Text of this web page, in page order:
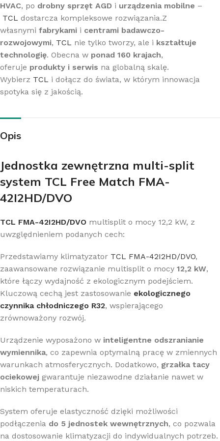
HVAC, po drobny sprzęt AGD i urządzenia mobilne –
TCL dostarcza kompleksowe rozwiązania.Z
własnymi fabrykami i centrami badawczo-
rozwojowymi, TCL nie tylko tworzy, ale i kształtuje
technologię. Obecna w ponad 160 krajach,
oferuje produkty i serwis na globalną skalę.
Wybierz TCL i dołącz do świata, w którym innowacja
spotyka się z jakością.
Opis
Jednostka zewnętrzna multi-split
system TCL Free Match FMA-
42I2HD/DVO
TCL FMA-42I2HD/DVO multisplit o mocy 12,2 kW, z
uwzględnieniem podanych cech:
Przedstawiamy klimatyzator TCL FMA-42I2HD/DVO,
zaawansowane rozwiązanie multisplit o mocy 12,2 kW,
które łączy wydajność z ekologicznym podejściem.
Kluczową cechą jest zastosowanie ekologicznego
czynnika chłodniczego R32, wspierającego
zrównoważony rozwój.
Urządzenie wyposażono w inteligentne odszranianie
wymiennika, co zapewnia optymalną pracę w zmiennych
warunkach atmosferycznych. Dodatkowo, grzałka tacy
ociekowej gwarantuje niezawodne działanie nawet w
niskich temperaturach.
System oferuje elastyczność dzięki możliwości
podłączenia do 5 jednostek wewnętrznych, co pozwala
na dostosowanie klimatyzacji do indywidualnych potrzeb.